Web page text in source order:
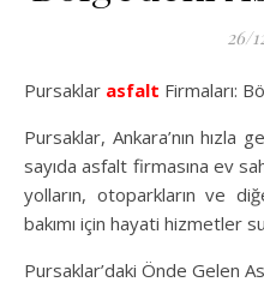
26/
Pursaklar asfalt Firmaları:
Pursaklar, Ankara’nın hızla
sayıda asfalt firmasına ev
yolların, otoparkların ve
bakımı için hayati hizmetler
Pursaklar’daki Önde Gelen